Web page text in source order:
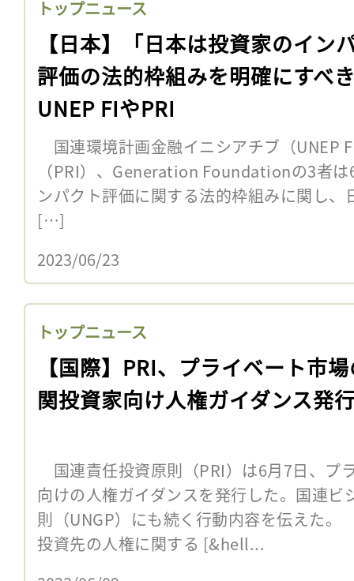
トップニュース
【日本】「日本は投資家のイン
評価の法的枠組みを明確にすべ
UNEP FIやPRI
国連環境計画金融イニシアチブ（UNEP
（PRI）、Generation Foundationの3者
ンパクト評価に関する法的枠組みに関し
[…]
2023/06/23
トップニュース
【国際】PRI、プライベート市
関投資家向け人権ガイダンス発
国連責任投資原則（PRI）は6月7日、プ
向けの人権ガイダンスを発行した。国連
則（UNGP）にも続く行動内容を伝えた
投資先の人権に関する [&hell...